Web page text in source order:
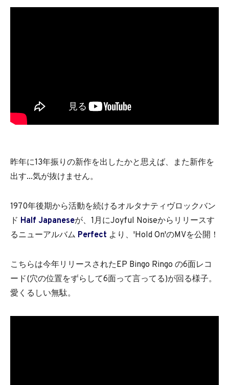
昨年に13年振りの新作を出したかと思えば、また新作を
出す...気が抜けません。
1970年後期から活動を続けるオルタナティヴロックバン
ド Half Japaneseが、1月にJoyful Noiseからリリースす
るニューアルバム Perfect より、'Hold On'のMVを公開！
こちらは今年リリースされたEP Bingo Ringo の6面レコ
ード(穴の位置をずらして6面って言ってる)が回る様子。
愛くるしい無駄。